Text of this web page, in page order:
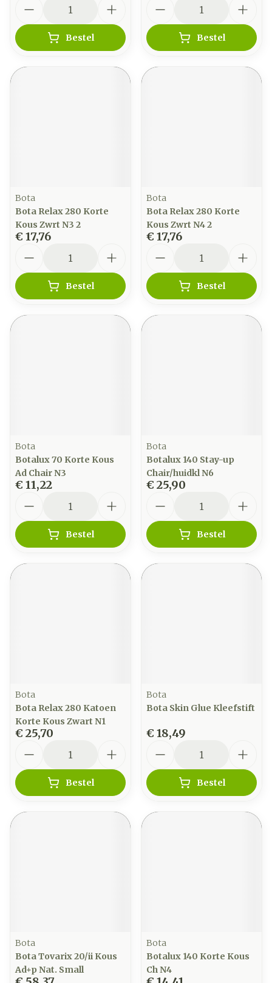
Bestel Bestel
Bota
Bota Relax 280 Korte
Kous Zwrt N3 2
€ 17,76
Bestel
Bota
Bota Relax 280 Korte
Kous Zwrt N4 2
€ 17,76
Bestel
Bota
Botalux 70 Korte Kous
Ad Chair N3
€ 11,22
Bestel
Bota
Botalux 140 Stay-up
Chair/huidkl N6
€ 25,90
Bestel
Bota
Bota Relax 280 Katoen
Korte Kous Zwart N1
€ 25,70
Bestel
Bota
Bota Skin Glue Kleefstift
€ 18,49
Bestel
Bota
Bota Tovarix 20/ii Kous
Ad+p Nat. Small
Bota
Botalux 140 Korte Kous
Ch N4